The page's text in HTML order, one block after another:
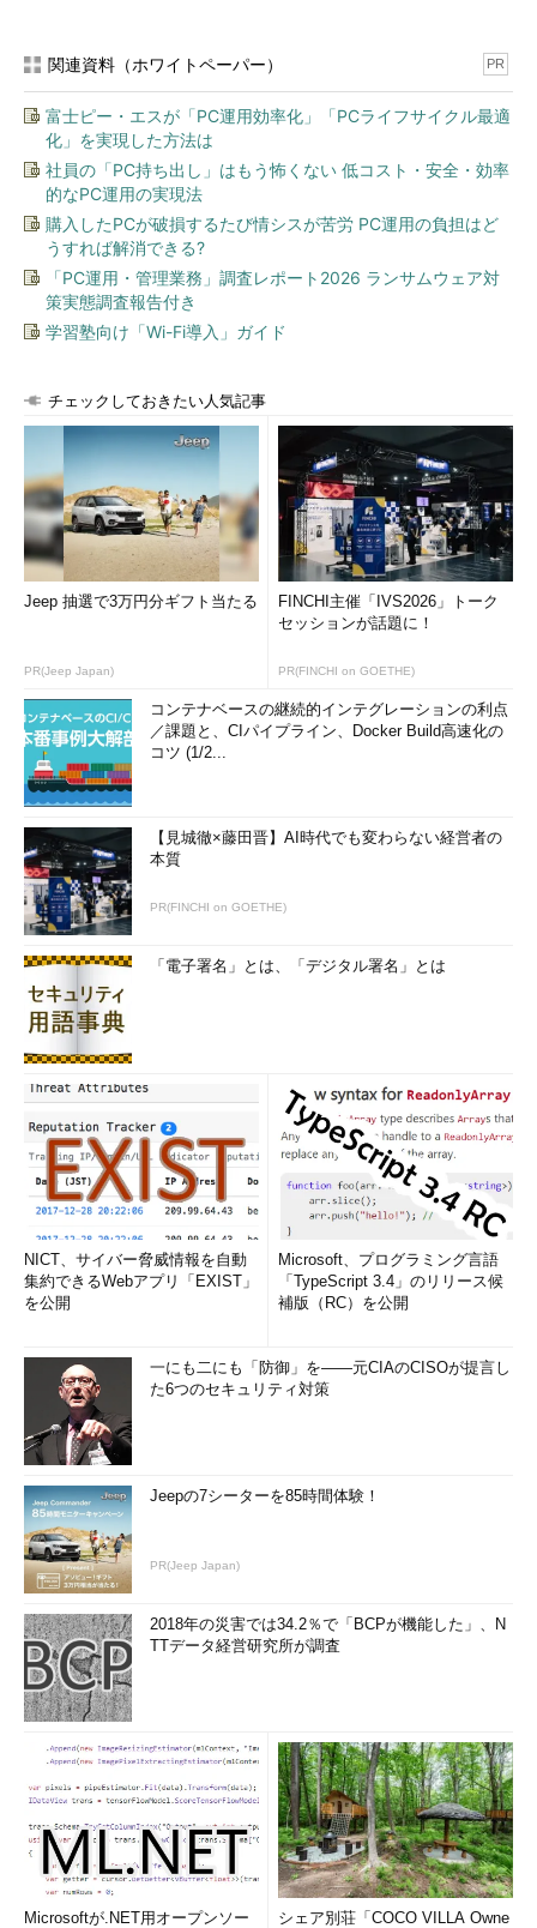
関連資料（ホワイトペーパー） PR
富士ピー・エスが「PC運用効率化」「PCライフサイクル最適
化」を実現した方法は
社員の「PC持ち出し」はもう怖くない 低コスト・安全・効率
的なPC運用の実現法
購入したPCが破損するたび情シスが苦労 PC運用の負担はど
うすれば解消できる?
「PC運用・管理業務」調査レポート2026 ランサムウェア対
策実態調査報告付き
学習塾向け「Wi-Fi導入」ガイド
チェックしておきたい人気記事
Jeep 抽選で3万円分ギフト当たる
PR(Jeep Japan)
FINCHI主催「IVS2026」トーク
セッションが話題に！
PR(FINCHI on GOETHE)
コンテナベースの継続的インテグレーションの利点
／課題と、CIパイプライン、Docker Build高速化の
コツ (1/2...
【見城徹×藤田晋】AI時代でも変わらない経営者の
本質
PR(FINCHI on GOETHE)
「電子署名」とは、「デジタル署名」とは
NICT、サイバー脅威情報を自動
集約できるWebアプリ「EXIST」
を公開
Microsoft、プログラミング言語
「TypeScript 3.4」のリリース候
補版（RC）を公開
一にも二にも「防御」を――元CIAのCISOが提言し
た6つのセキュリティ対策
Jeepの7シーターを85時間体験！
PR(Jeep Japan)
2018年の災害では34.2％で「BCPが機能した」、N
TTデータ経営研究所が調査
Microsoftが.NET用オープンソー
シェア別荘「COCO VILLA Owne